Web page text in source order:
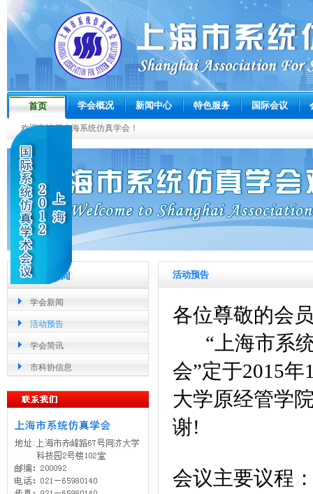
首页
欢迎您访问上海系统仿真学会！
学会概况 新闻中心 特色服务 国际会议
学会新闻
活动预告
学会简讯
市科协信息
活动预告
各位尊敬的会
“上海市系
会”定于2015年
大学原经管学
谢!
会议主要议程